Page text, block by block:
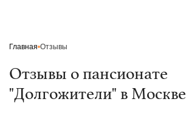
Главная Отзывы
Отзывы о пансионате
"Долгожители" в Москве